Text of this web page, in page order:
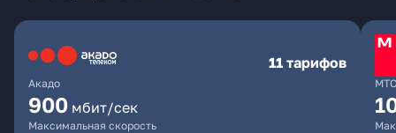
Акадо
11 тарифов
900 мбит/сек
Максимальная скорость
МТС